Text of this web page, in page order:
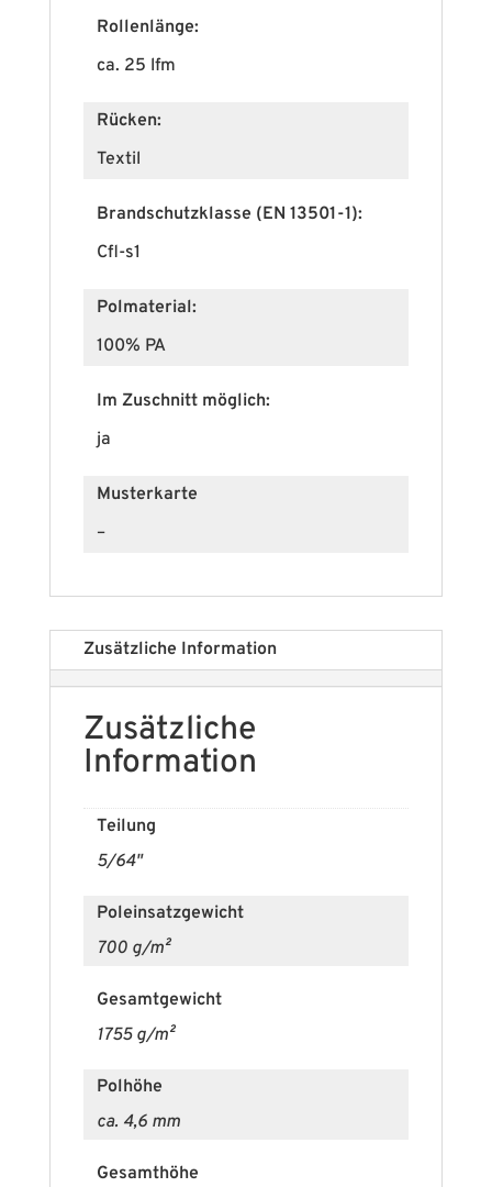
Rollenlänge:
ca. 25 lfm
Rücken:
Textil
Brandschutzklasse (EN 13501-1):
Cfl-s1
Polmaterial:
100% PA
Im Zuschnitt möglich:
ja
Musterkarte
–
Zusätzliche Information
Zusätzliche
Information
Teilung
5/64"
Poleinsatzgewicht
700 g/m²
Gesamtgewicht
1755 g/m²
Polhöhe
ca. 4,6 mm
Gesamthöhe